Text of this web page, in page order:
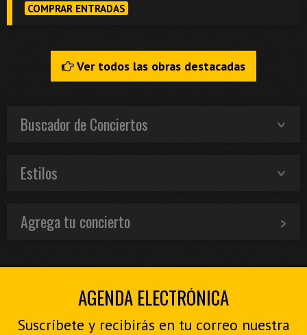
COMPRAR ENTRADAS
Ver todos las obras destacadas
Buscador de Conciertos
Estilos
Agrega tu concierto
AGENDA ELECTRÓNICA
Suscríbete y recibirás en tu correo nuestra